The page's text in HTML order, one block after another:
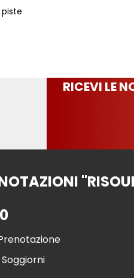
RICEVI LE